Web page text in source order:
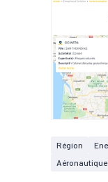
Région
Aéronautique